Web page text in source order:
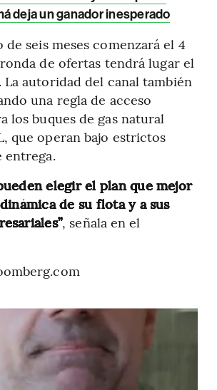
deja un ganador inesperado
seis meses comenzará el 4
de ofertas tendrá lugar el
autoridad del canal también
una regla de acceso
los buques de gas natural
que operan bajo estrictos
entrega.
elegir el plan que mejor
de su flota y a sus
, señala en el